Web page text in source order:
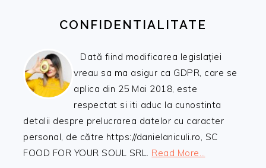
CONFIDENTIALITATE
Dată fiind modificarea legislației
vreau sa ma asigur ca GDPR, care se
aplica din 25 Mai 2018, este
respectat si iti aduc la cunostinta
detalii despre prelucrarea datelor cu caracter
personal, de către https://danielaniculi.ro, SC
FOOD FOR YOUR SOUL SRL. Read More…